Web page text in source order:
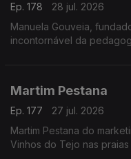
Ep. 178
28 jul. 2026
Manuela Gouveia,
incontornável da
referência nacional e
apresentação pianística.
Martim Pestana
Ep. 177
27 jul. 2026
Martim Pestana do
Vinhos do Tejo nas